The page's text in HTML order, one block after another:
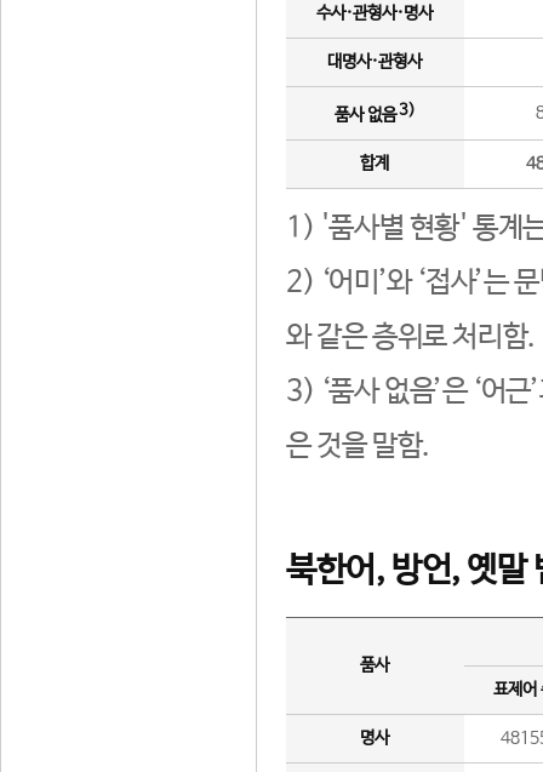
수사·관형사·명사
대명사·관형사
품사 없음3)
합계
1) '품사별 현황' 통계
2) ‘어미’와 ‘접사’는
와 같은 층위로 처리함.
3) ‘품사 없음’은 ‘어
은 것을 말함.
북한어, 방언, 옛말
품사
표제어
명사